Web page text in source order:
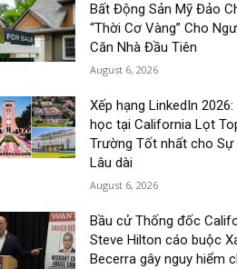
Bất Động Sản Mỹ Đảo
“Thời Cơ Vàng” Cho
Căn Nhà Đầu Tiên
August 6, 2026
Xếp hạng LinkedIn
học tại California Lọt
Trường Tốt nhất cho Sự
Lâu dài
August 6, 2026
Bầu cử Thống đốc
Steve Hilton cáo buộc
Becerra gây nguy hiểm